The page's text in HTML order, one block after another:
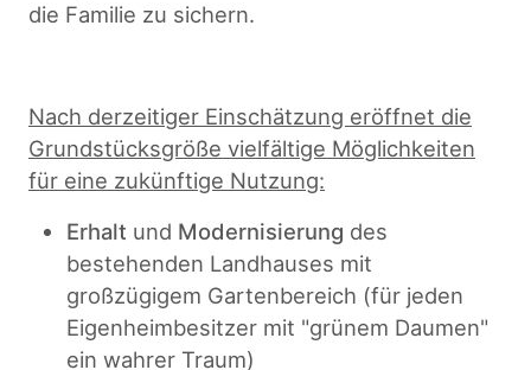
die Familie zu sichern.
Nach derzeitiger Einschätzung eröffnet die
Grundstücksgröße vielfältige Möglichkeiten
für eine zukünftige Nutzung:
Erhalt und Modernisierung des
bestehenden Landhauses mit
großzügigem Gartenbereich (für jeden
Eigenheimbesitzer mit "grünem Daumen"
ein wahrer Traum)